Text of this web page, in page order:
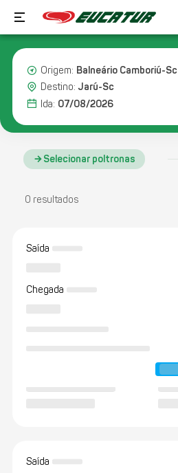
Origem: Balneário Camboriú-Sc
Destino: Jarú-Sc
Ida: 07/08/2026
Selecionar poltronas
0 resultados
Saída
Chegada
Saída